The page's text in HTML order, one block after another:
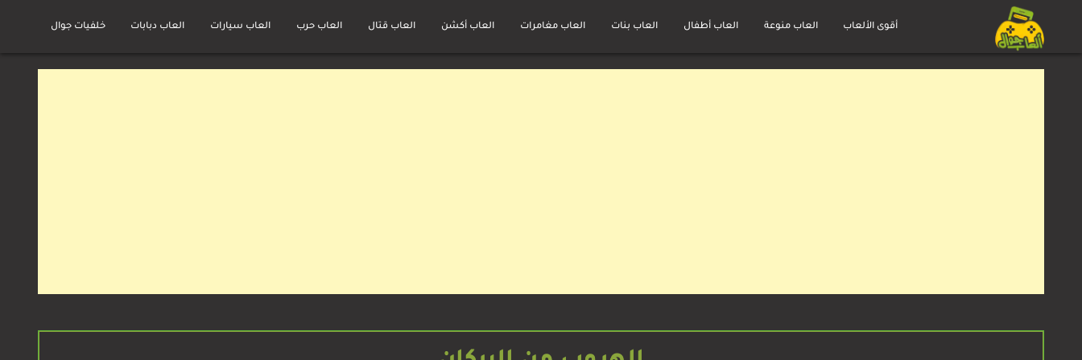
مجانية
أقوى الألعاب العاب منوعة العاب أطفال العاب بنات العاب مغامرات العاب أكشن العاب قتال العاب حرب العاب سيارات العاب دبابات خلفيات جوال